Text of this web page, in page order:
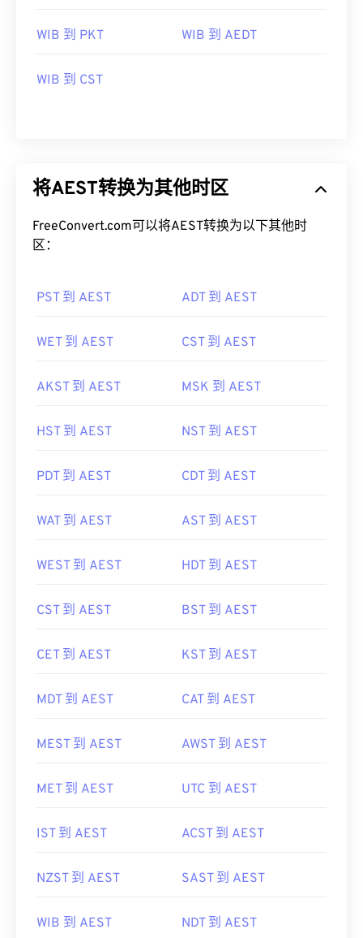
WIB 到 PKT WIB 到 AEDT
WIB 到 CST
将AEST转换为其他时区
FreeConvert.com可以将AEST转换为以下其他时
区：
PST 到 AEST ADT 到 AEST
WET 到 AEST CST 到 AEST
AKST 到 AEST MSK 到 AEST
HST 到 AEST NST 到 AEST
PDT 到 AEST CDT 到 AEST
WAT 到 AEST AST 到 AEST
WEST 到 AEST HDT 到 AEST
CST 到 AEST BST 到 AEST
CET 到 AEST KST 到 AEST
MDT 到 AEST CAT 到 AEST
MEST 到 AEST AWST 到 AEST
MET 到 AEST UTC 到 AEST
IST 到 AEST ACST 到 AEST
NZST 到 AEST SAST 到 AEST
WIB 到 AEST NDT 到 AEST